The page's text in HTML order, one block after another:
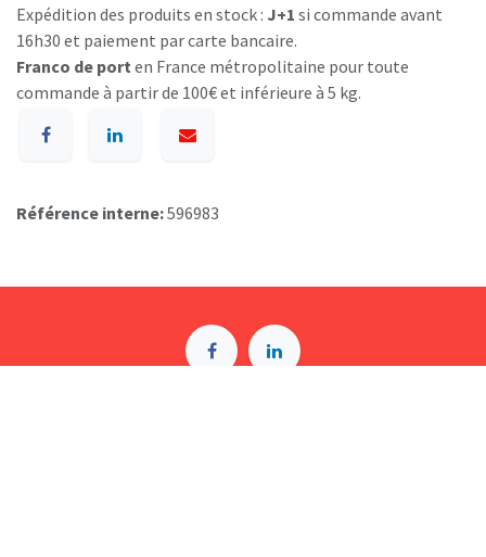
Expédition des produits en stock : J+1 si commande avant
16h30 et paiement par carte bancaire.
Franco de port en France métropolitaine pour toute
commande à partir de 100€ et inférieure à 5 kg.
Référence interne:596983